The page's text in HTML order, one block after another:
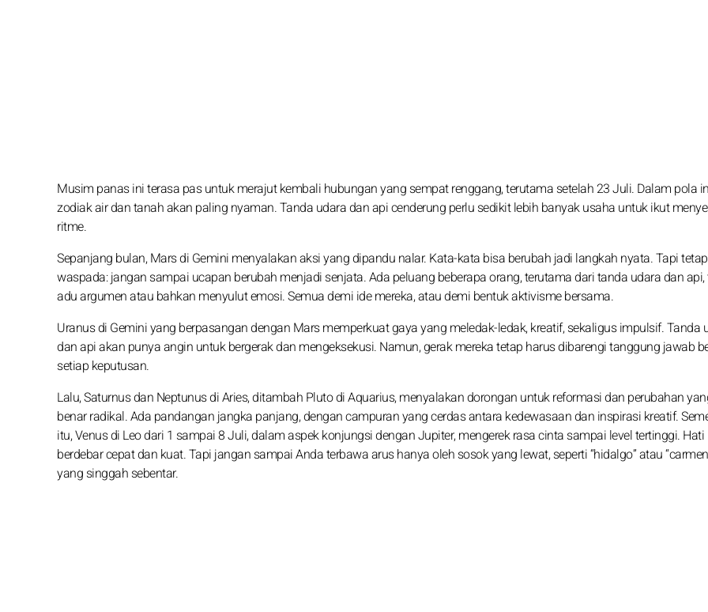
Musim panas ini terasa pas untuk merajut kembali hubungan yang sempat renggang, terutama setelah 23 Juli. Dalam pola
zodiak air dan tanah akan paling nyaman. Tanda udara dan api cenderung perlu sedikit lebih banyak usaha untuk ikut
ritme.
Sepanjang bulan, Mars di Gemini menyalakan aksi yang dipandu nalar. Kata-kata bisa berubah jadi langkah nyata. Tapi tetap
waspada: jangan sampai ucapan berubah menjadi senjata. Ada peluang beberapa orang, terutama dari tanda udara dan api,
adu argumen atau bahkan menyulut emosi. Semua demi ide mereka, atau demi bentuk aktivisme bersama.
Uranus di Gemini yang berpasangan dengan Mars memperkuat gaya yang meledak-ledak, kreatif, sekaligus impulsif. Tanda
dan api akan punya angin untuk bergerak dan mengeksekusi. Namun, gerak mereka tetap harus dibarengi tanggung jawab
setiap keputusan.
Lalu, Saturnus dan Neptunus di Aries, ditambah Pluto di Aquarius, menyalakan dorongan untuk reformasi dan perubahan
benar radikal. Ada pandangan jangka panjang, dengan campuran yang cerdas antara kedewasaan dan inspirasi kreatif.
itu, Venus di Leo dari 1 sampai 8 Juli, dalam aspek konjungsi dengan Jupiter, mengerek rasa cinta sampai level tertinggi. Hati
berdebar cepat dan kuat. Tapi jangan sampai Anda terbawa arus hanya oleh sosok yang lewat, seperti “hidalgo” atau
yang singgah sebentar.